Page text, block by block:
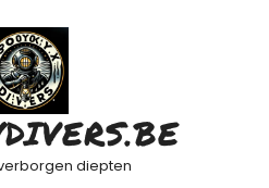
diepten